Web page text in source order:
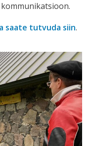
saate tutvuda siin.